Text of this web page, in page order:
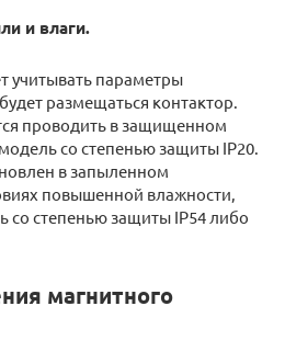
и влаги.
учитывать параметры
размещаться контактор.
проводить в защищенном
со степенью защиты IP20.
в запыленном
повышенной влажности,
со степенью защиты IP54 либо
магнитного